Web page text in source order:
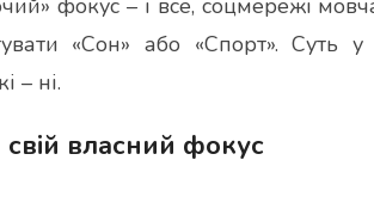
фокус – і все, соцмережі
«Сон» або «Спорт». Суть
– ні.
власний фокус